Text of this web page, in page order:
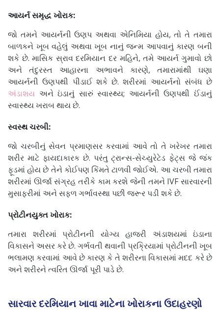
આયર્ન સમૃદ્ધ ખોરાક:
જો તમને આયર્નની ઉણપ અથવા એનિમિયા હોય, તો તે તમારા
બાળકને ખૂબ વહેલું અથવા ખૂબ નાનું જન્મ આપવાનું કારણ બની
શકે છે. માસિક સ્રાવ દરમિયાન દર મહિને, તમે આયર્ન ગુમાવો છો
અને તંદુરસ્ત આહારના અભાવને કારણે, તમારામાંથી ઘણા
આયર્નની ઉણપથી પીડાઈ શકે છે. શરીરમાં આયર્નનો સંબંધ છે
અંડાશય અને ઇંડાનું સારું સ્વાસ્થ્ય; આયર્નની ઉણપથી ઈંડાનું
સ્વાસ્થ્ય ખરાબ થાય છે.
સ્વસ્થ ચરબી:
જો ચરબીનું સેવન પ્રમાણસર કરવામાં આવે તો તે ખરેખર તમારા
શરીર માટે ફાયદાકારક છે. પરંતુ ટ્રાન્સ-સેચ્યુરેટેડ ફેટ્સ જે જંક
ફૂડમાં હોય છે તેને કોઈપણ કિંમતે ટાળવી જોઈએ. આ ચરબી તમારા
શરીરમાં ઊર્જા સંગ્રહ તરીકે કામ કરશે જેની તમને IVF સારવારની
મુસાફરીમાં અને સફળ ગર્ભાવસ્થા પછી જરૂર પડી શકે છે.
પ્રોટીનયુક્ત ખોરાક:
તમારા શરીરમાં પ્રોટીનની યોગ્ય હાજરી અંડાશયમાં ઇંડાના
વિકાસને અસર કરે છે. ગર્ભવતી થવાની પ્રક્રિયામાં પ્રોટીનની ખૂબ
ભલામણ કરવામાં આવે છે કારણ કે તે શરીરના વિકાસમાં મદદ કરે છે
અને શરીરને ત્વરિત ઊર્જા પૂરી પાડે છે.
સારવાર દરમિયાન ખાવા માટેના ખોરાકના ઉદાહરણો